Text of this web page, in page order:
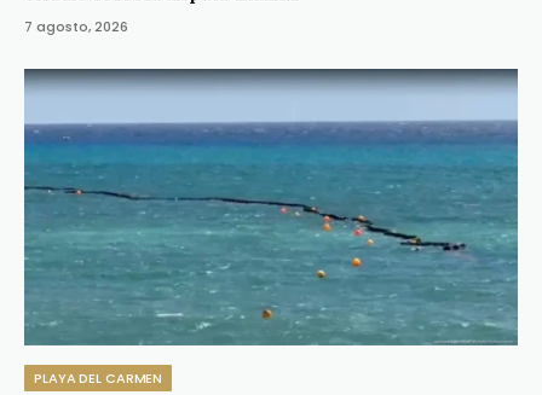
7 agosto, 2026
PLAYA DEL CARMEN